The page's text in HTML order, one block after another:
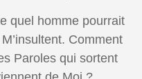
quel homme pourrait
Comment
Paroles qui sortent